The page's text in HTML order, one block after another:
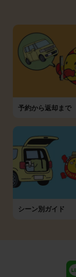
予約から返却まで
シーン別ガイド